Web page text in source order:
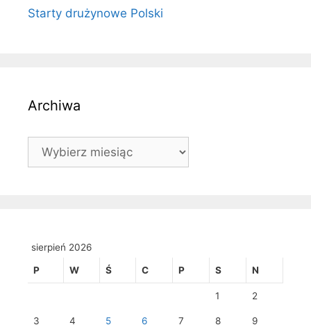
Starty drużynowe Polski
Archiwa
Archiwa
sierpień 2026
P W Ś C P S N
1 2
3 4 5 6 7 8 9